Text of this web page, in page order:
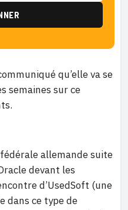
qu’elle va se
semaines sur ce
allemande suite
devant les
d’UsedSoft (une
dans ce type de